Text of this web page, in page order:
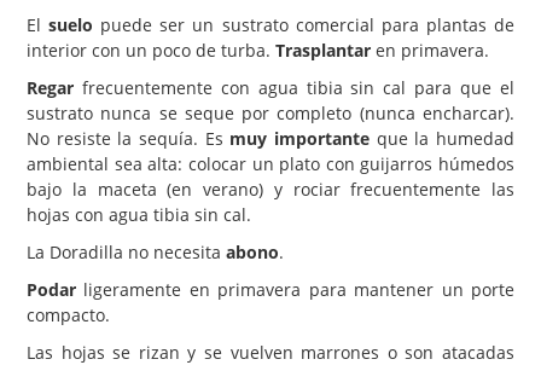
Elsuelo puede ser un sustrato comercial para plantas de
interior con un poco de turba. Trasplantar en primavera.
Regar frecuentemente con agua tibia sin cal para que el
sustrato nunca se seque por completo (nunca encharcar).
No resiste la sequía. Es muy importante que la humedad
ambiental sea alta: colocar un plato con guijarros húmedos
bajo la maceta (en verano) y rociar frecuentemente las
hojas con agua tibia sin cal.
La Doradilla no necesita abono.
Podar ligeramente en primavera para mantener un porte
compacto.
Las hojas se rizan y se vuelven marrones o son atacadas